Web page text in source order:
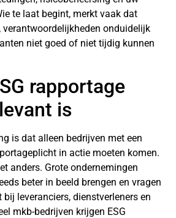
te laat begint, merkt vaak dat
onduidelijk
niet goed of niet tijdig kunnen
rapportage
is
is dat alleen bedrijven met een
in actie moeten komen.
anders. Grote ondernemingen
beter in beeld brengen en vragen
leveranciers, dienstverleners en
mkb-bedrijven krijgen ESG